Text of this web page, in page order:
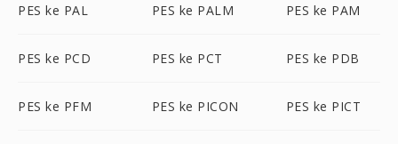
PES ke PAL PES ke PALM PES ke PAM
PES ke PCD PES ke PCT PES ke PDB
PES ke PFM PES ke PICON PES ke PICT